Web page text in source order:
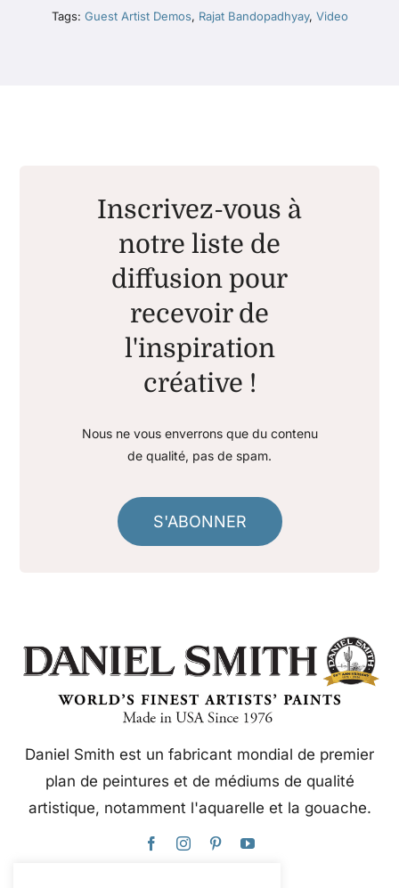
Tags: Guest Artist Demos, Rajat Bandopadhyay, Video
Inscrivez-vous à
notre liste de
diffusion pour
recevoir de
l'inspiration
créative !
Nous ne vous enverrons que du contenu
de qualité, pas de spam.
S'ABONNER
Daniel Smith est un fabricant mondial de premier
plan de peintures et de médiums de qualité
artistique, notamment l'aquarelle et la gouache.